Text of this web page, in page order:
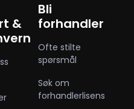
&
Bli
forhandler
Ofte stilte
spørsmål
Søk om
forhandlerlisens